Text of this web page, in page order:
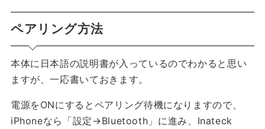
ペアリング方法
本体に日本語の説明書が入っているのでわかると思い
ますが、一応書いておきます。
電源をONにするとペアリング待機になりますので、
iPhoneなら「設定→Bluetooth」に進み、Inateck